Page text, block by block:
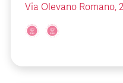
Via Olevano Romano,